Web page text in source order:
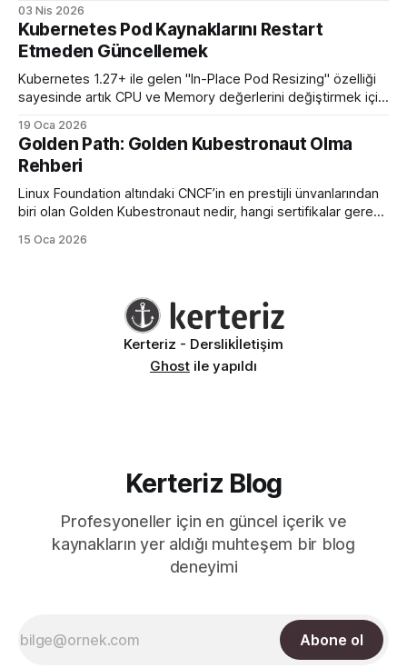
03 Nis 2026
Kubernetes Pod Kaynaklarını Restart
Etmeden Güncellemek
Kubernetes 1.27+ ile gelen "In-Place Pod Resizing" özelliği
sayesinde artık CPU ve Memory değerlerini değiştirmek için
19 Oca 2026
Golden Path: Golden Kubestronaut Olma
Rehberi
Linux Foundation altındaki CNCF’in en prestijli ünvanlarından
biri olan Golden Kubestronaut nedir, hangi sertifikalar gerekir
Golden Kubestronaut’undan adım adım başarı rehberi.
15 Oca 2026
Kerteriz - Derslikİletişim
Ghost ile yapıldı
Kerteriz Blog
Profesyoneller için en güncel içerik ve
kaynakların yer aldığı muhteşem bir blog
deneyimi
Abone ol